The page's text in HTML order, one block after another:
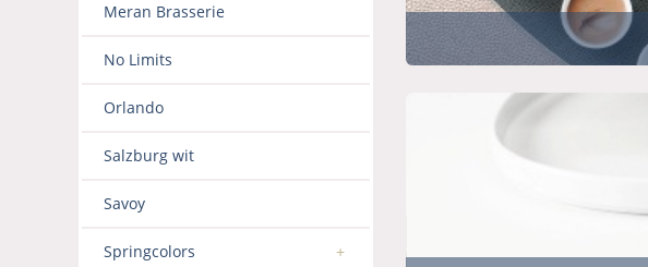
Meran Brasserie
No Limits
Orlando
Salzburg wit
Savoy
Springcolors